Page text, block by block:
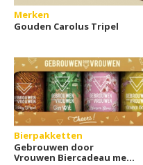
Merken
Gouden Carolus Tripel
Bierpakketten
Gebrouwen door
Vrouwen Biercadeau met